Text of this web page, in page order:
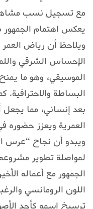
مع تسجيل نسب
يعكس اهتمام الجمهور
ويلاحظ أن رياض
الإحساس الشرقي
الموسيقي، وهو ما
البساطة
بعد إنساني، مما
العمرية ويعزز حضوره
ويبدو أن نجاح “عرس
لمواصلة تطوير
الجمهور مع أعماله
اللون الرومانسي
ترسيخ اسمه كأحد